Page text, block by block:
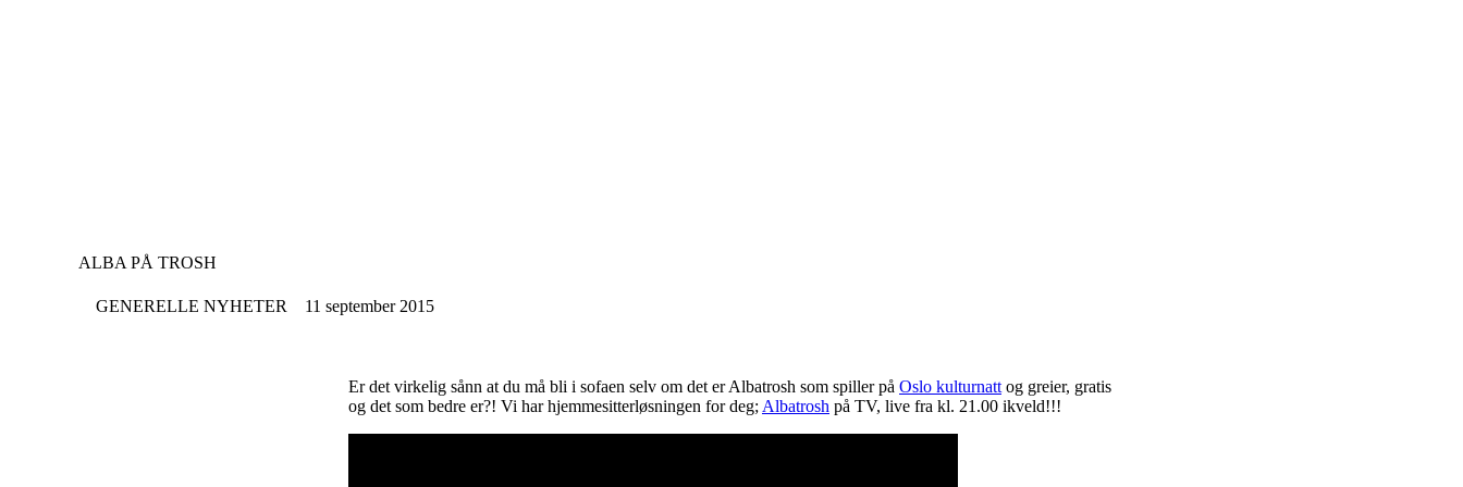
ALBA PÅ TROSH
GENERELLE NYHETER 11 september 2015
Er det virkelig sånn at du må bli i sofaen selv om det er Albatrosh som spiller på Oslo kulturnatt og greier, gratis
og det som bedre er?! Vi har hjemmesitterløsningen for deg; Albatrosh på TV, live fra kl. 21.00 ikveld!!!